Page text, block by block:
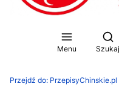
Menu Szukaj
Przejdź do: PrzepisyChinskie.pl